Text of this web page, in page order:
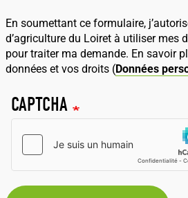
En soumettant ce formulaire,
d’agriculture du Loiret à utiliser mes
pour traiter ma demande. En savoir
données et vos droits (Données
CAPTCHA